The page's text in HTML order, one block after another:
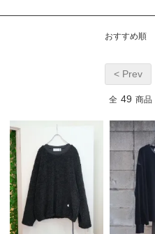
おすすめ順
< Prev
全 49 商品